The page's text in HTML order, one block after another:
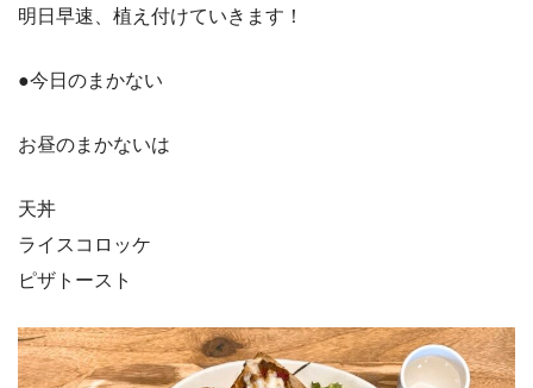
明日早速、植え付けていきます！
●今日のまかない
お昼のまかないは
天丼
ライスコロッケ
ピザトースト